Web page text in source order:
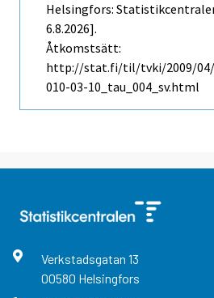
Helsingfors:
6.8.2026].
Åtkomstsätt:
http://stat.fi/til/tvki/2009/04/
010-03-10_tau_004_sv.html
Verkstadsgatan 13
00580 Helsingfors